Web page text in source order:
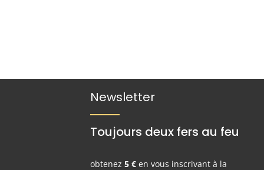
Newsletter
Toujours deux fers au feu
obtenez5 € en vous inscrivant à la